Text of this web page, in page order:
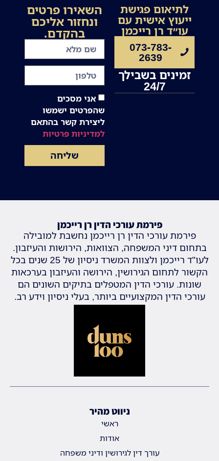
לתיאום פגישת
ייעוץ אישית עם
עו״ד רן רייכמן
073-783-
2639
זמינים בשבילך
24/7
השאירו פרטים
ונחזור אליכם
בהקדם.
אני מסכים
שהפרטים ישמשו
ליצירת קשר בהתאם
למדיניות פרטיות
שליחה
פירמת עורכי הדין רן רייכמן
פירמת עורכי הדין רן רייכמן נחשבת למובילה
בתחום דיני המשפחה, הצוואות, הירושות והעיזבון.
לעו"ד רייכמן ולצוות המשרד ניסיון של 25 שנים בכל
הקשור לתחום הגירושין, הירושה והעיזבון בערכאות
שונות. עורכי הדין המטפלים בתיקים השונים הם
עורכי הדין המקצועיים ביותר, בעלי ניסיון וידע רב.
ניווט מהיר
ראשי
אודות
עורך דין לגירושין ודיני משפחה